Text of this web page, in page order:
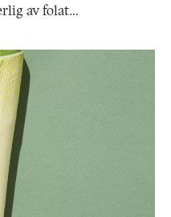
av folat…